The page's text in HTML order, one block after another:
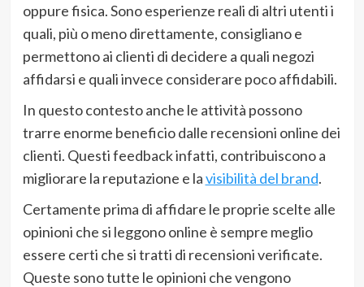
oppure fisica. Sono esperienze reali di altri utenti i
quali, più o meno direttamente, consigliano e
permettono ai clienti di decidere a quali negozi
affidarsi e quali invece considerare poco affidabili.
In questo contesto anche le attività possono
trarre enorme beneficio dalle recensioni online dei
clienti. Questi feedback infatti, contribuiscono a
migliorare la reputazione e lavisibilità del brand.
Certamente prima di affidare le proprie scelte alle
opinioni che si leggono online è sempre meglio
essere certi che si tratti di recensioni verificate.
Queste sono tutte le opinioni che vengono